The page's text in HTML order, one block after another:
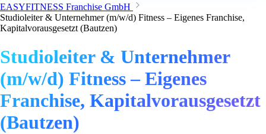
EASYFITNESS Franchise GmbH
Studioleiter & Unternehmer (m/w/d) Fitness – Eigenes Franchise,
Kapitalvorausgesetzt (Bautzen)
Studioleiter & Unternehmer
(m/w/d) Fitness – Eigenes
Franchise, Kapitalvorausgesetzt
(Bautzen)